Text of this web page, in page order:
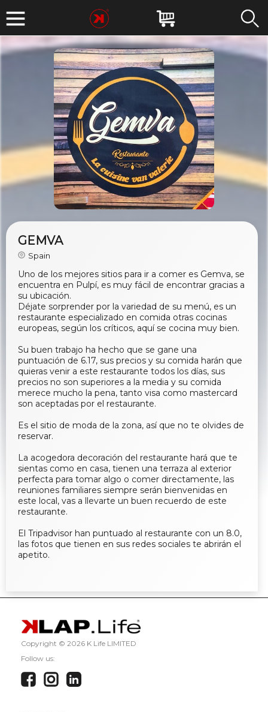
GEMVA
Spain
Uno de los mejores sitios para ir a comer es Gemva, se
encuentra en Pulpí, es muy fácil de encontrar gracias a
su ubicación.
Déjate sorprender por la variedad de su menú, es un
restaurante especializado en comida otras cocinas
europeas, según los críticos, aquí se cocina muy bien.
Su buen trabajo ha hecho que se gane una
puntuación de 6.17, sus precios y su comida harán que
quieras venir a este restaurante todos los días, sus
precios no son superiores a la media y su comida
merece mucho la pena, tanto visa como mastercard
son aceptadas por el restaurante.
Es el sitio de moda de la zona, así que no te olvides de
reservar.
La acogedora decoración del restaurante hará que te
sientas como en casa, tienen una terraza al exterior
perfecta para tomar algo o comer directamente, las
reuniones familiares siempre serán bienvenidas en
este local, vas a llevarte un buen recuerdo de este
restaurante.
El Tripadvisor han puntuado al restaurante con un 8.0,
las fotos que tienen en sus redes sociales te abrirán el
apetito.
Copyright © 2026 K Life LIMITED
Follow us: